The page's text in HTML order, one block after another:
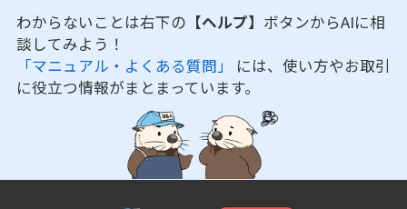
わからないことは右下の 【ヘルプ】 ボタンからAIに相
談してみよう！
「マニュアル・よくある質問」 には、使い方やお取引
に役立つ情報がまとまっています。